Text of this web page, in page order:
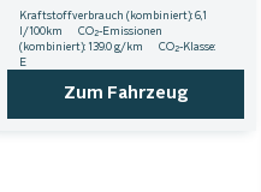
Kraftstoffverbrauch (kombiniert):6,1
l/100km
CO2-Emissionen
(kombiniert): 139.0 g/km CO2-Klasse:
E
Zum Fahrzeug